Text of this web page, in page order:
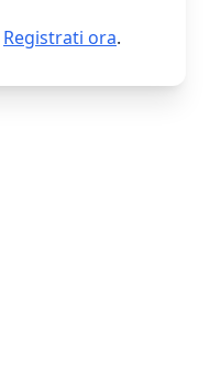
Registrati ora.